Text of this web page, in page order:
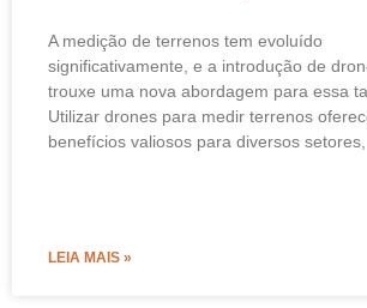
A medição de terrenos tem evoluído
significativamente, e a introdução de
trouxe uma nova abordagem para essa
Utilizar drones para medir terrenos
benefícios valiosos para diversos setores,
LEIA MAIS »